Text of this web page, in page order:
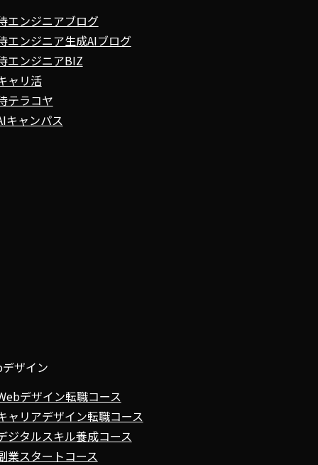
エンジニアブログ
エンジニア生成AIブログ
エンジニアBIZ
ャリ活
テラコヤ
キャンパス
ザイン
デザイン転職コース
ャリアデザイン転職コース
ジタルスキル養成コース
業スタートコース